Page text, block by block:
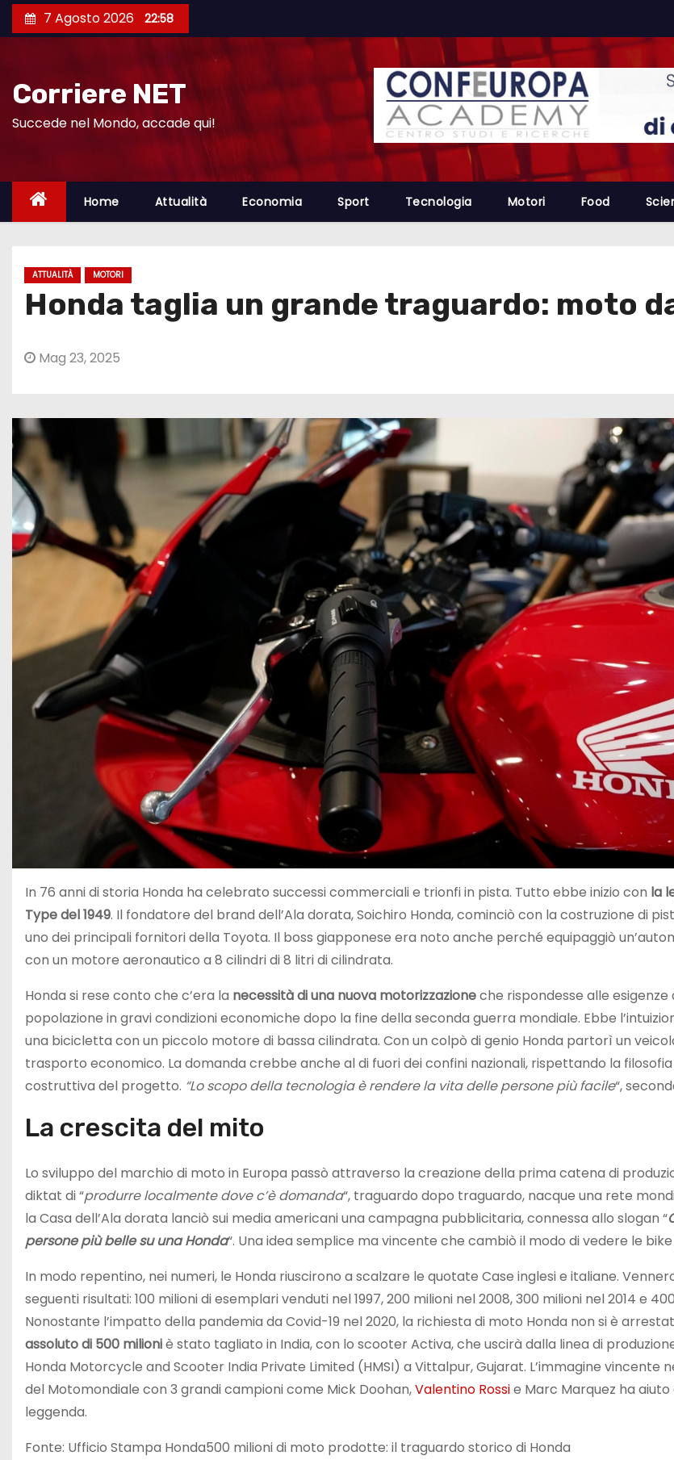
a
7 Agosto 2026 22:58
Corriere NET
Succede nel Mondo, accade qui!
Home Attualità Economia Sport Tecnologia Motori Food
ATTUALITÀ MOTORI
Honda taglia un grande traguardo: moto
Mag 23, 2025
In 76 anni di storia Honda ha celebrato successi commerciali e trionfi in pista. Tutto ebbe inizio con la
Type del 1949. Il fondatore del brand dell’Ala dorata, Soichiro Honda, cominciò con la costruzione di
uno dei principali fornitori della Toyota. Il boss giapponese era noto anche perché equipaggiò
con un motore aeronautico a 8 cilindri di 8 litri di cilindrata.
Honda si rese conto che c’era la necessità di una nuova motorizzazioneche rispondesse alle esigenze
popolazione in gravi condizioni economiche dopo la fine della seconda guerra mondiale. Ebbe
una bicicletta con un piccolo motore di bassa cilindrata. Con un colpò di genio Honda partorì un
trasporto economico. La domanda crebbe anche al di fuori dei confini nazionali, rispettando la
costruttiva del progetto. “Lo scopo della tecnologia è rendere la vita delle persone più facile“,
La crescita del mito
Lo sviluppo del marchio di moto in Europa passò attraverso la creazione della prima catena di
diktat di “produrre localmente dove c’è domanda“, traguardo dopo traguardo, nacque una rete
la Casa dell’Ala dorata lanciò sui media americani una campagna pubblicitaria, connessa allo slogan “
persone più belle su una Honda“. Una idea semplice ma vincente che cambiò il modo di vedere le
In modo repentino, nei numeri, le Honda riuscirono a scalzare le quotate Case inglesi e italiane.
seguenti risultati: 100 milioni di esemplari venduti nel 1997, 200 milioni nel 2008, 300 milioni nel 2014 e
Nonostante l’impatto della pandemia da Covid-19 nel 2020, la richiesta di moto Honda non si è
assoluto di 500 milioniè stato tagliato in India, con lo scooter Activa, che uscirà dalla linea di
Honda Motorcycle and Scooter India Private Limited (HMSI) a Vittalpur, Gujarat. L’immagine vincente
del Motomondiale con 3 grandi campioni come Mick Doohan,Valentino Rossie Marc Marquez ha
leggenda.
Fonte: Ufficio Stampa Honda500 milioni di moto prodotte: il traguardo storico di Honda